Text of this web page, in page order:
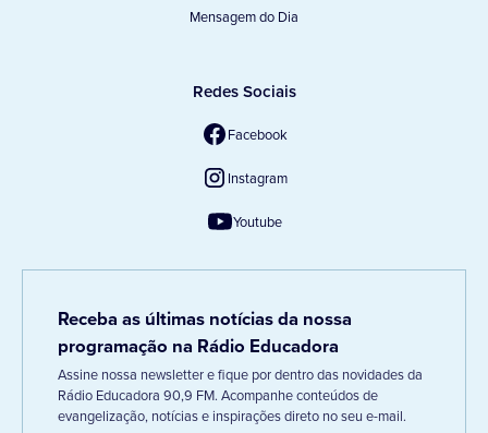
Mensagem do Dia
Redes Sociais
Facebook
Instagram
Youtube
Receba as últimas notícias da nossa
programação na Rádio Educadora
Assine nossa newsletter e fique por dentro das novidades da
Rádio Educadora 90,9 FM. Acompanhe conteúdos de
evangelização, notícias e inspirações direto no seu e-mail.